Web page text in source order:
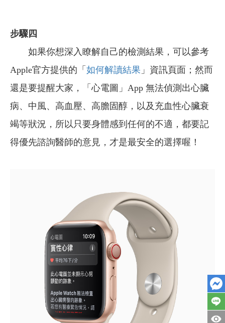
步驟四
如果你想深入瞭解自己的檢測結果，可以參考
Apple官方提供的「 如何解讀結果 」資訊頁面；然而
還是要提醒大家，「心電圖」App 無法偵測出心臟
病、中風、高血壓、高膽固醇，以及充血性心臟衰
竭等狀況，所以只要身體感到任何的不適，都要記
得優先諮詢醫師的意見，才是最安全的選擇喔！